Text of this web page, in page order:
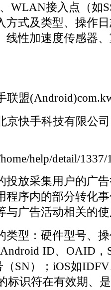
WLAN接入点（如
方式及类型、操作
线性加速度传感器
联盟
京快手科技有限公司
help/detail/1337/
投放采集用户的广
程序内的部分转化
与广告活动相关的
类型：硬件型号、
ID、OAID，
SN）；iOS如
标识符在有效期、